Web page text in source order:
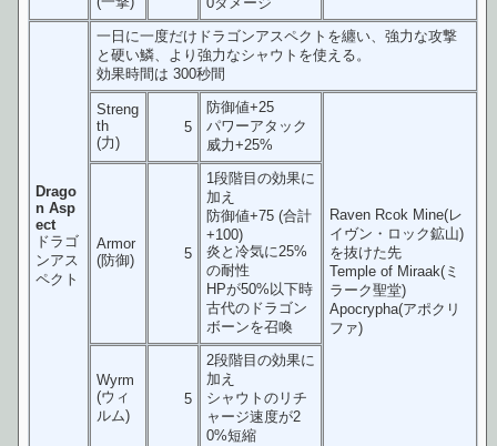
Drago
n Asp
ect
ドラゴ
ンアス
ペクト
一日に一度だけドラゴンアスペクトを纏い、強力な攻撃
と硬い鱗、より強力なシャウトを使える。
効果時間は 300秒間
Streng
th
(力)
5
防御値+25
パワーアタック
威力+25%
Raven Rcok Mine(レ
イヴン・ロック鉱山)
を抜けた先
Temple of Miraak(ミ
ラーク聖堂)
Apocrypha(アポクリ
ファ)
Armor
(防御)
5
1段階目の効果に
加え
防御値+75 (合計
+100)
炎と冷気に25%
の耐性
HPが50%以下時
古代のドラゴン
ボーンを召喚
Wyrm
(ウィ
ルム)
5
2段階目の効果に
加え
シャウトのリチ
ャージ速度が2
0%短縮